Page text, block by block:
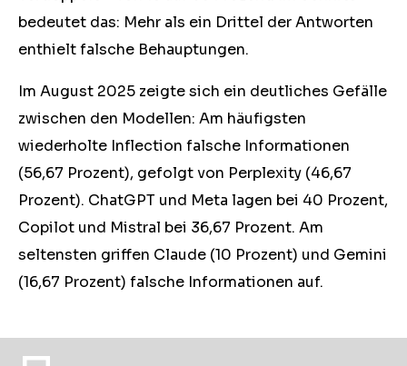
bedeutet das: Mehr als ein Drittel der Antworten
enthielt falsche Behauptungen.
Im August 2025 zeigte sich ein deutliches Gefälle
zwischen den Modellen: Am häufigsten
wiederholte Inflection falsche Informationen
(56,67 Prozent), gefolgt von Perplexity (46,67
Prozent). ChatGPT und Meta lagen bei 40 Prozent,
Copilot und Mistral bei 36,67 Prozent. Am
seltensten griffen Claude (10 Prozent) und Gemini
(16,67 Prozent) falsche Informationen auf.